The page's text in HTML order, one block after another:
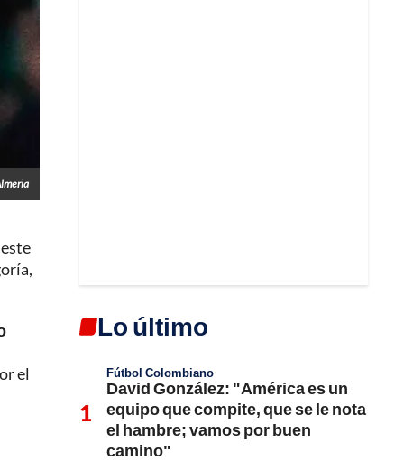
el
Lo último
Fútbol Colombiano
David González: "América es un
equipo que compite, que se le nota
el hambre; vamos por buen
camino"